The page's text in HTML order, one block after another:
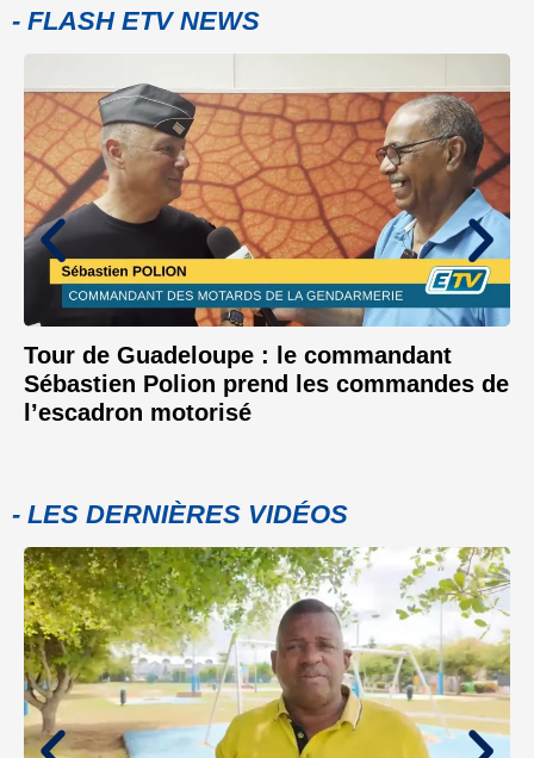
- FLASH ETV NEWS
Tour de Guadeloupe : le commandant
Sébastien Polion prend les commandes de
l’escadron motorisé
- LES DERNIÈRES VIDÉOS